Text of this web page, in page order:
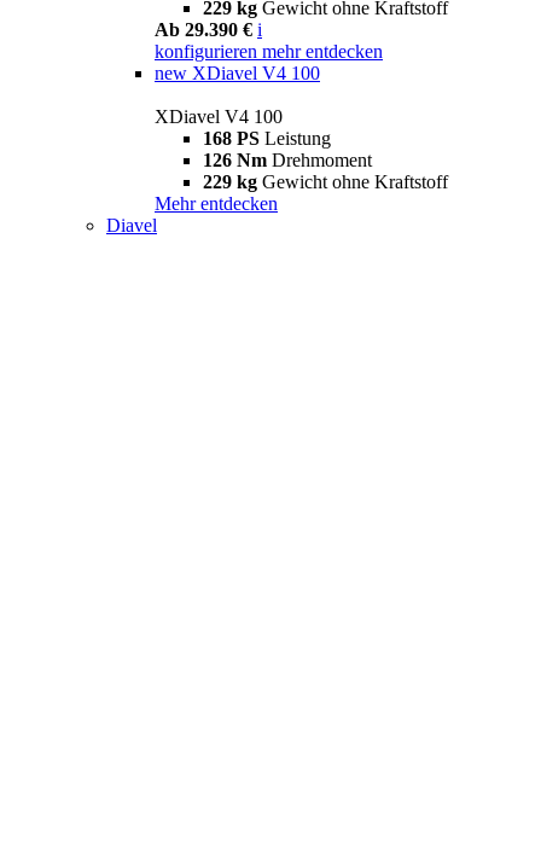
229 kg Gewicht ohne Kraftstoff
Ab 29.390 € i
konfigurieren mehr entdecken
new XDiavel V4 100
XDiavel V4 100
168 PS Leistung
126 Nm Drehmoment
229 kg Gewicht ohne Kraftstoff
Mehr entdecken
Diavel